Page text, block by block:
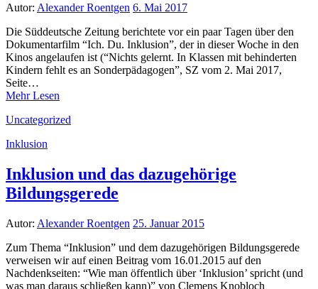
Autor: Alexander Roentgen 6. Mai 2017
Die Süddeutsche Zeitung berichtete vor ein paar Tagen über den
Dokumentarfilm “Ich. Du. Inklusion”, der in dieser Woche in den
Kinos angelaufen ist (“Nichts gelernt. In Klassen mit behinderten
Kindern fehlt es an Sonderpädagogen”, SZ vom 2. Mai 2017,
Seite…
Mehr Lesen
Uncategorized
Inklusion
Inklusion und das dazugehörige
Bildungsgerede
Autor: Alexander Roentgen 25. Januar 2015
Zum Thema “Inklusion” und dem dazugehörigen Bildungsgerede
verweisen wir auf einen Beitrag vom 16.01.2015 auf den
Nachdenkseiten: “Wie man öffentlich über ‘Inklusion’ spricht (und
was man daraus schließen kann)” von Clemens Knobloch